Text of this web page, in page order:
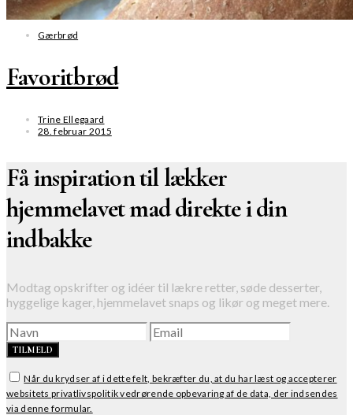
Gærbrød
Favoritbrød
Trine Ellegaard
28. februar 2015
Få inspiration til lækker
hjemmelavet mad direkte i din
indbakke
Modtag opskrifter og idéer til lækre retter, søde desserter,
hyggelige kager, hjemmelavet snaps og likør og meget mere.
TILMELD
Når du krydser af i dette felt, bekræfter du, at du har læst og accepterer
websitets privatlivspolitik vedrørende opbevaring af de data, der indsendes
via denne formular.